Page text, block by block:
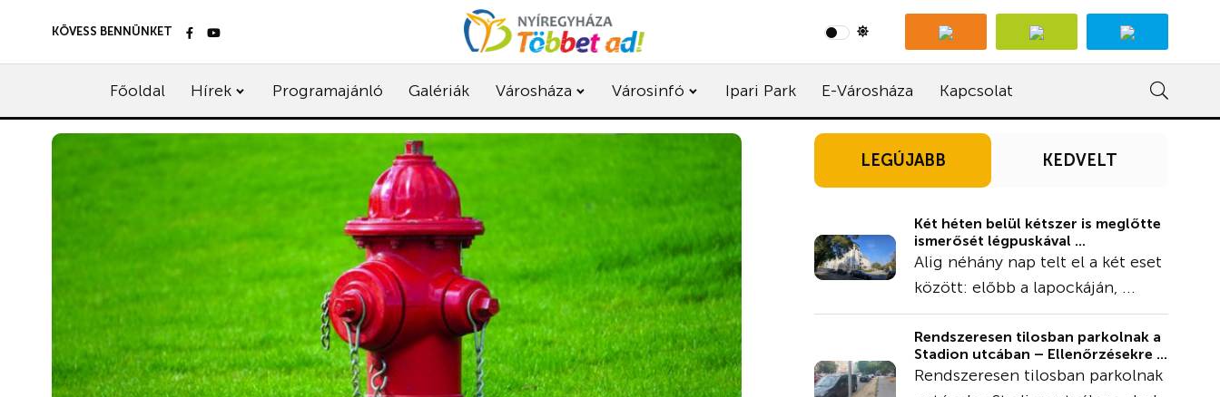
KÖVESS BENNÜNKET
Főoldal Hírek Programajánló Galériák Városháza Városinfó Ipari Park E-Városháza Kapcsolat
LEGÚJABB KEDVELT
Két héten belül kétszer is meglőtte
ismerősét légpuskával ...
Alig néhány nap telt el a két eset
között: előbb a lapockáján, ...
Rendszeresen tilosban parkolnak a
Stadion utcában – Ellenőrzésekre ...
Rendszeresen tilosban parkolnak